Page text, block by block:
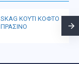
SKAG ΚΟΥΤΙ ΚΟΦΤΟ
ΠΡΑΣΙΝΟ